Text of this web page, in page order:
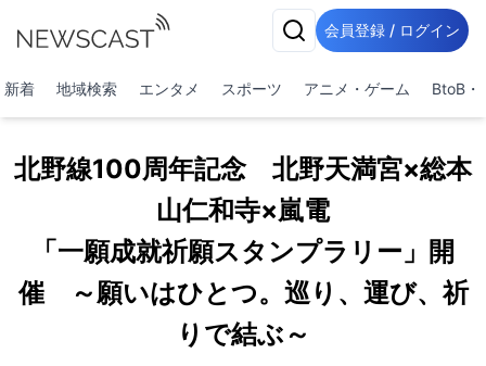
会員登録 / ログイン
新着 地域検索 エンタメ スポーツ アニメ・ゲーム BtoB・
北野線100周年記念 北野天満宮×総本
山仁和寺×嵐電
「一願成就祈願スタンプラリー」開
催 ～願いはひとつ。巡り、運び、祈
りで結ぶ～